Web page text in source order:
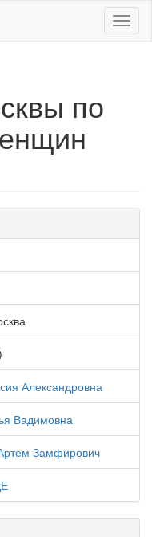
по
Александровна
Вадимовна
Замфирович